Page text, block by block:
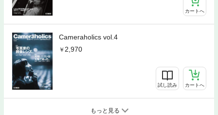
カートへ
Cameraholics vol.4
2,970
試し読み カートへ
もっと見る